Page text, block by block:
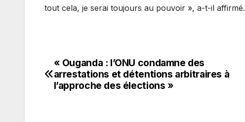
tout cela, je serai toujours au pouvoir », a-t-il affirmé.
Navigation
de
« Ouganda : l’ONU condamne des
arrestations et détentions arbitraires à
l’approche des élections »